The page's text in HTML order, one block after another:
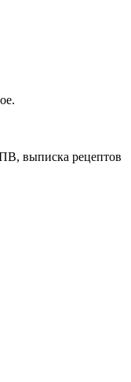
выписка рецептов